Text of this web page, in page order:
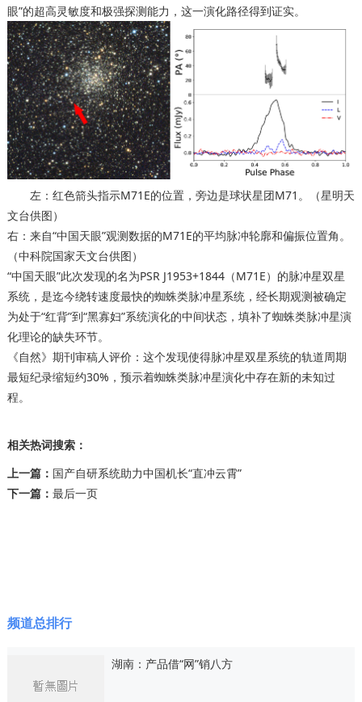
眼”的超高灵敏度和极强探测能力，这一演化路径得到证实。
左：红色箭头指示M71E的位置，旁边是球状星团M71。（星明天
文台供图）
右：来自“中国天眼”观测数据的M71E的平均脉冲轮廓和偏振位置角。
（中科院国家天文台供图）
“中国天眼”此次发现的名为PSR J1953+1844（M71E）的脉冲星双星
系统，是迄今绕转速度最快的蜘蛛类脉冲星系统，经长期观测被确定
为处于“红背”到“黑寡妇”系统演化的中间状态，填补了蜘蛛类脉冲星演
化理论的缺失环节。
《自然》期刊审稿人评价：这个发现使得脉冲星双星系统的轨道周期
最短纪录缩短约30%，预示着蜘蛛类脉冲星演化中存在新的未知过
程。
相关热词搜索：
上一篇： 国产自研系统助力中国机长“直冲云霄”
下一篇： 最后一页
频道总排行
湖南：产品借“网”销八方